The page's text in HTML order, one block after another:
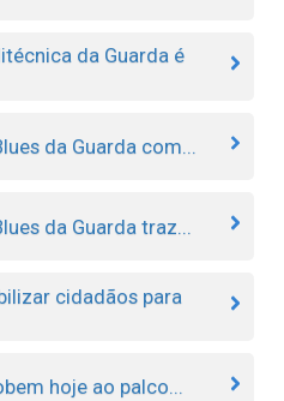
da Guarda é
da Guarda com...
da Guarda traz...
cidadãos para
hoje ao palco...